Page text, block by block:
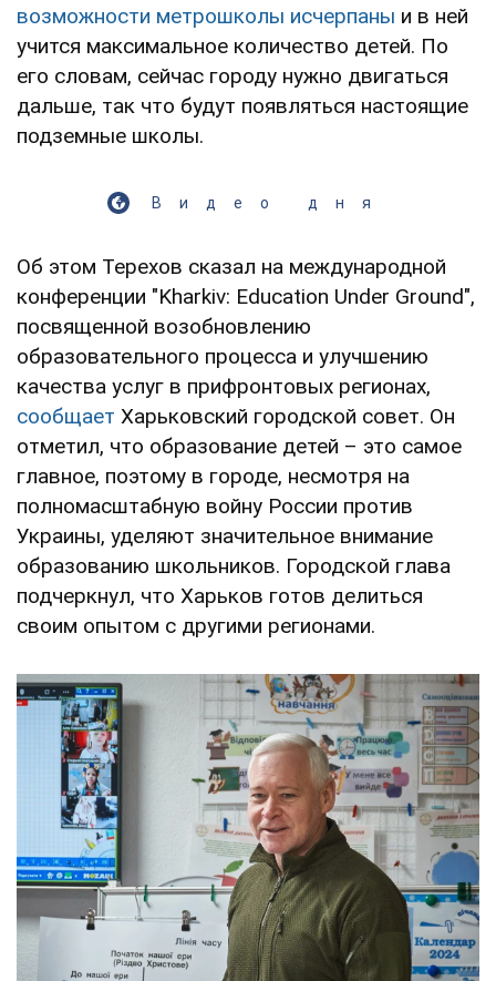
возможности метрошколы исчерпаны и в ней
учится максимальное количество детей. По
его словам, сейчас городу нужно двигаться
дальше, так что будут появляться настоящие
подземные школы.
Видео дня
Об этом Терехов сказал на международной
конференции "Kharkiv: Education Under Ground",
посвященной возобновлению
образовательного процесса и улучшению
качества услуг в прифронтовых регионах,
сообщает Харьковский городской совет. Он
отметил, что образование детей – это самое
главное, поэтому в городе, несмотря на
полномасштабную войну России против
Украины, уделяют значительное внимание
образованию школьников. Городской глава
подчеркнул, что Харьков готов делиться
своим опытом с другими регионами.